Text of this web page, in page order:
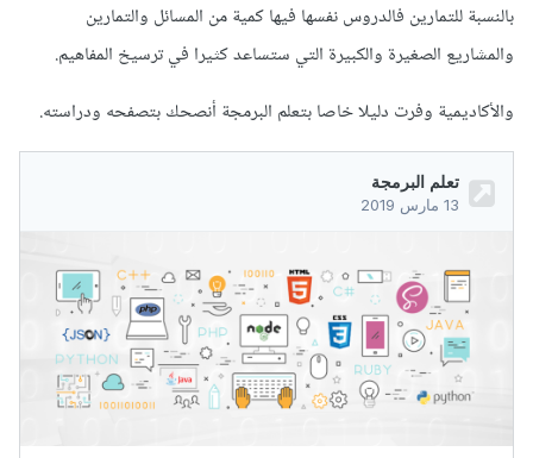
بالنسبة للتمارين فالدروس نفسها فيها كمية من المسائل والتمارين
والمشاريع الصغيرة والكبيرة التي ستساعد كثيرا في ترسيخ المفاهيم.
والأكاديمية وفرت دليلا خاصا بتعلم البرمجة أنصحك بتصفحه ودراسته.